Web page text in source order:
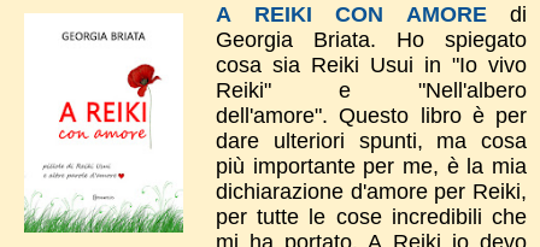
A REIKI CON AMOREdi
Georgia Briata. Ho spiegato
cosa sia Reiki Usui in "Io vivo
Reiki" e "Nell'albero
dell'amore".​Questo libro è per
dare ulteriori spunti, ma cosa
più importante per me, è la mia
dichiarazione d'amor​e per Reiki,
per tutte le cose incredibili che
mi ha portato. A Reiki io devo